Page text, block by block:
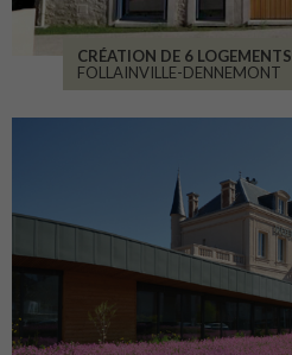
CRÉATION DE 6 LOGEMENTS
FOLLAINVILLE-DENNEMONT